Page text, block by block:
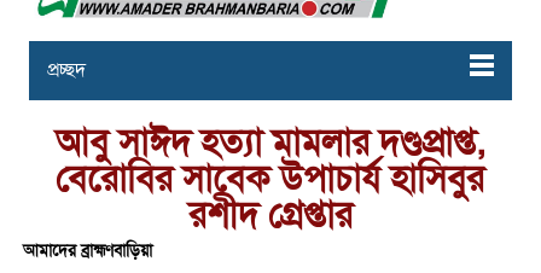
প্রচ্ছদ
আবু সাঈদ হত্যা মামলার দণ্ডপ্রাপ্ত,
বেরোবির সাবেক উপাচার্য হাসিবুর
রশীদ গ্রেপ্তার
আমাদের ব্রাহ্মণবাড়িয়া